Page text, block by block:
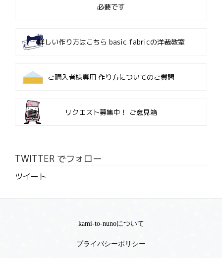
必要です
詳しい作り方はこちら basic fabricの洋裁教室
ご購入者様専用 作り方についてのご質問
リクエスト募集中！ ご意見箱
TWITTER でフォロー
ツイート
kami-to-nunoについて
プライバシーポリシー